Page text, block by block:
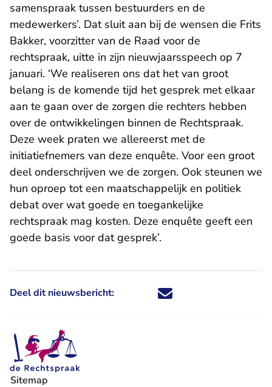
samenspraak tussen bestuurders en de
medewerkers’. Dat sluit aan bij de wensen die Frits
Bakker, voorzitter van de Raad voor de
rechtspraak, uitte in zijn nieuwjaarsspeech op 7
januari. ‘We realiseren ons dat het van groot
belang is de komende tijd het gesprek met elkaar
aan te gaan over de zorgen die rechters hebben
over de ontwikkelingen binnen de Rechtspraak.
Deze week praten we allereerst met de
initiatiefnemers van deze enquête. Voor een groot
deel onderschrijven we de zorgen. Ook steunen we
hun oproep tot een maatschappelijk en politiek
debat over wat goede en toegankelijke
rechtspraak mag kosten. Deze enquête geeft een
goede basis voor dat gesprek’.
Deel dit nieuwsbericht: Deel dit nieuwsbericht via X -
Deel dit nieuwsbericht via
Deel dit nieuwsbericht
Deel dit
Sitemap